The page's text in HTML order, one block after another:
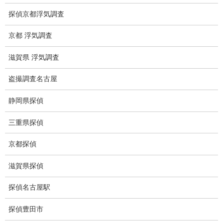
電磁波測定調査
電磁波とは
ストーカー調査
待ち伏せ
集団ストーカー
GPS発見調査
盗難車両調査
盗撮犯防止対策調査
痴漢防止対策調査
探偵京都浮気調査
京都 浮気調査
滋賀県 浮気調査
盗撮調査名古屋
静岡県探偵
三重県探偵
京都探偵
滋賀県探偵
探偵名古屋駅
探偵豊田市